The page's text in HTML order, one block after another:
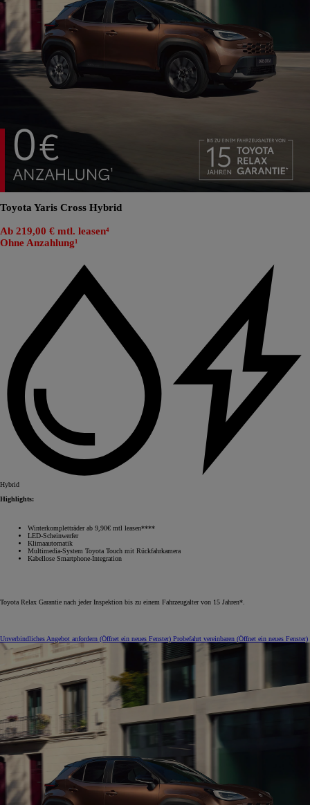
Toyota Yaris Cross Hybrid
Ab 219,00 € mtl. leasen⁴
Ohne Anzahlung¹
Hybrid
Highlights:
Winterkompletträder ab 9,90€ mtl leasen****
LED-Scheinwerfer
Klimaautomatik
Multimedia-System Toyota Touch mit Rückfahrkamera
Kabellose Smartphone-Integration
Toyota Relax Garantie nach jeder Inspektion bis zu einem Fahrzeugalter von 15 Jahren*.
Unverbindliches Angebot anfordern (Öffnet ein neues Fenster) Probefahrt vereinbaren (Öffnet ein neues Fenster)